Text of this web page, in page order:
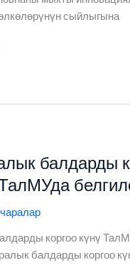
сыйлыгына
балдарды
коргоо күнү
балдарды коргоо